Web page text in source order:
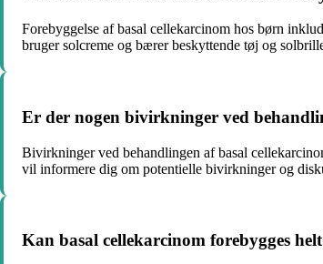
Forebyggelse af basal cellekarcinom hos børn
bruger solcreme og bærer beskyttende tøj og
Er der nogen bivirkninger ved
Bivirkninger ved behandlingen af basal
vil informere dig om potentielle bivirkninger og
Kan basal cellekarcinom forebygges